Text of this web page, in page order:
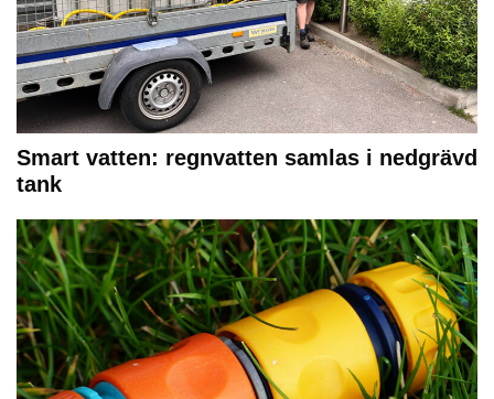
Smart vatten: regnvatten samlas i nedgrävd
tank